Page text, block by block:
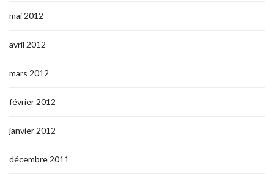
mai 2012
avril 2012
mars 2012
février 2012
janvier 2012
décembre 2011